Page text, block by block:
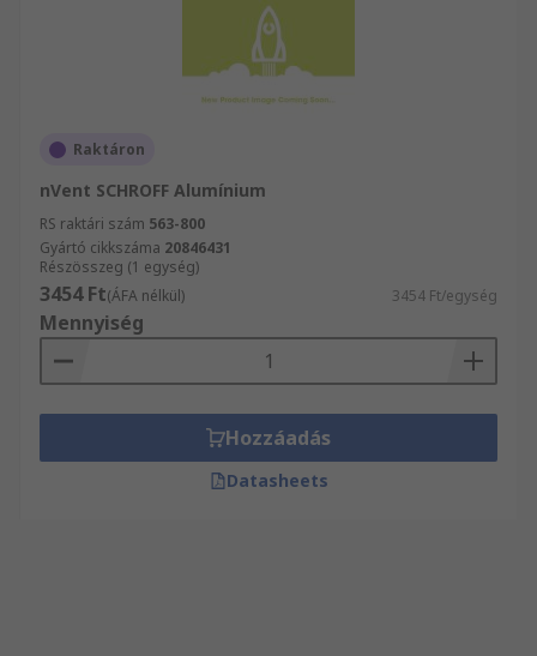
Raktáron
nVent SCHROFF Alumínium
RS raktári szám 563-800
Gyártó cikkszáma 20846431
Részösszeg (1 egység)
3454 Ft(ÁFA nélkül) 3454 Ft/egység
Mennyiség
Hozzáadás
Datasheets